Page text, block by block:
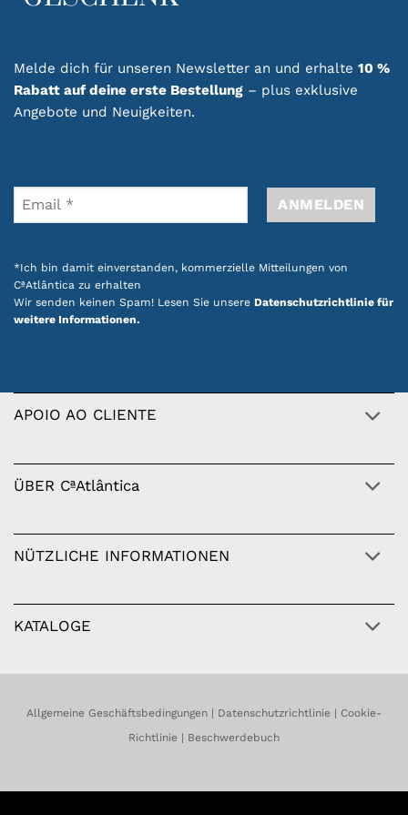
Melde dich für unseren Newsletter an und erhalte 10 %
Rabatt auf deine erste Bestellung – plus exklusive
Angebote und Neuigkeiten.
*Ich bin damit einverstanden, kommerzielle Mitteilungen von
CªAtlântica zu erhalten
Wir senden keinen Spam! Lesen Sie unsere Datenschutzrichtlinie für
weitere Informationen.
APOIO AO CLIENTE
ÜBER CªAtlântica
NÜTZLICHE INFORMATIONEN
KATALOGE
Allgemeine Geschäftsbedingungen | Datenschutzrichtlinie | Cookie-
Richtlinie | Beschwerdebuch